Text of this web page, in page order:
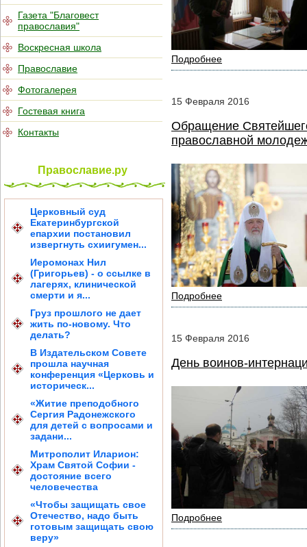
Газета "Благовест
православия"
Воскресная школа
Православие
Фотогалерея
Гостевая книга
Контакты
Православие.ру
Церковный суд
Екатеринбургской
епархии постановил
извергнуть схиигумен...
Иеромонах Нил
(Григорьев) - о ссылке в
лагерях, клинической
смерти и я...
Груз прошлого не дает
жить по-новому. Что
делать?
В Издательском Совете
прошла научная
конференция «Церковь и
историческ...
«Житие преподобного
Сергия Радонежского
для детей с вопросами и
задани...
Митрополит Иларион:
Храм Святой Софии -
достояние всего
человечества
«Чтобы защищать свое
Отечество, надо быть
готовым защищать свою
веру»
Подробнее
15 Февраля 2016
Обращение
православной
Подробнее
15 Февраля 2016
День воинов-
Подробнее